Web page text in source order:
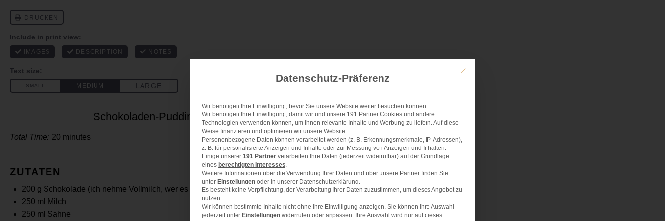
Schokoladen-Pudding nach Omas Rezept
Total Time: 20 minutes
ZUTATEN
200 g Schokolade (ich nehme Vollmilch, wer es herber mag, nimmt Zartbitter)
250 ml Milch
250 ml Sahne
Mit diesem Button wird der Dialog geschlossen. Seine Funktionalität ist
Datenschutz-Präferenz
Wir benötigen Ihre Einwilligung, bevor Sie unsere Website weiter besuchen können.
Wir benötigen Ihre Einwilligung, damit wir und unsere 191 Partner Cookies und andere
Technologien verwenden können, um Ihnen relevante Inhalte und Werbung zu liefern. Auf diese
Weise finanzieren und optimieren wir unsere Website.
Personenbezogene Daten können verarbeitet werden (z. B. Erkennungsmerkmale, IP-Adressen),
z. B. für personalisierte Anzeigen und Inhalte oder zur Messung von Anzeigen und Inhalten.
Einige unserer 191 Partner verarbeiten Ihre Daten (jederzeit widerrufbar) auf der Grundlage
eines berechtigten Interesses.
Weitere Informationen über die Verwendung Ihrer Daten und über unsere Partner finden Sie
unter Einstellungen oder in unserer Datenschutzerklärung.
Es besteht keine Verpflichtung, der Verarbeitung Ihrer Daten zuzustimmen, um dieses Angebot zu
nutzen.
Wir können bestimmte Inhalte nicht ohne Ihre Einwilligung anzeigen. Sie können Ihre Auswahl
jederzeit unter Einstellungen widerrufen oder anpassen. Ihre Auswahl wird nur auf dieses